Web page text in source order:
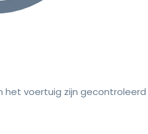
het voertuig zijn gecontroleerd